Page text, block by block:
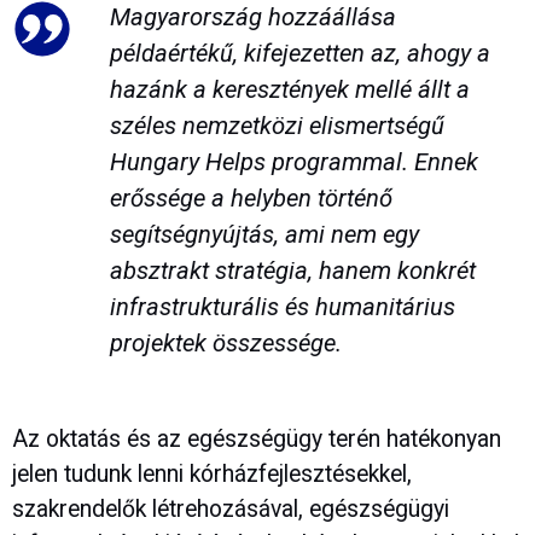
Magyarország hozzáállása
példaértékű, kifejezetten az, ahogy a
hazánk a keresztények mellé állt a
széles nemzetközi elismertségű
Hungary Helps programmal. Ennek
erőssége a helyben történő
segítségnyújtás, ami nem egy
absztrakt stratégia, hanem konkrét
infrastrukturális és humanitárius
projektek összessége.
Az oktatás és az egészségügy terén hatékonyan
jelen tudunk lenni kórházfejlesztésekkel,
szakrendelők létrehozásával, egészségügyi